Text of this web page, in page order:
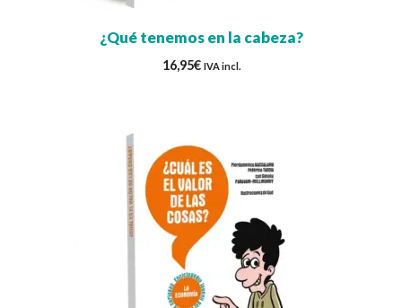
¿Qué tenemos en la cabeza?
16,95€ IVA incl.